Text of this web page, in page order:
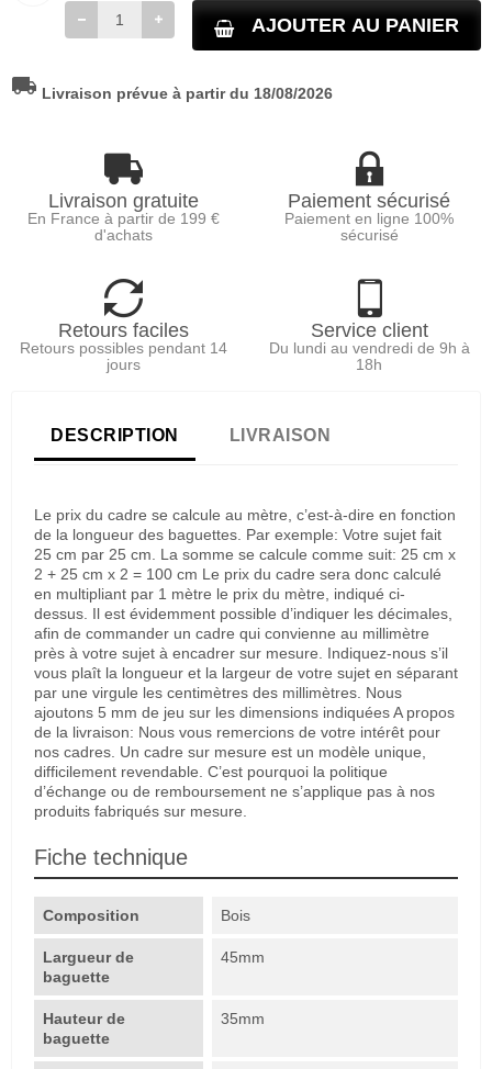
AJOUTER AU PANIER
local_shipping Livraison prévue à partir du 18/08/2026
Livraison gratuite
En France à partir de 199 €
d'achats
Paiement sécurisé
Paiement en ligne 100%
sécurisé
Retours faciles
Retours possibles pendant 14
jours
Service client
Du lundi au vendredi de 9h à
18h
DESCRIPTION LIVRAISON
Le prix du cadre se calcule au mètre, c’est-à-dire en fonction
de la longueur des baguettes. Par exemple: Votre sujet fait
25 cm par 25 cm. La somme se calcule comme suit: 25 cm x
2 + 25 cm x 2 = 100 cm Le prix du cadre sera donc calculé
en multipliant par 1 mètre le prix du mètre, indiqué ci-
dessus. Il est évidemment possible d’indiquer les décimales,
afin de commander un cadre qui convienne au millimètre
près à votre sujet à encadrer sur mesure. Indiquez-nous s’il
vous plaît la longueur et la largeur de votre sujet en séparant
par une virgule les centimètres des millimètres. Nous
ajoutons 5 mm de jeu sur les dimensions indiquées A propos
de la livraison: Nous vous remercions de votre intérêt pour
nos cadres. Un cadre sur mesure est un modèle unique,
difficilement revendable. C’est pourquoi la politique
d’échange ou de remboursement ne s’applique pas à nos
produits fabriqués sur mesure.
Fiche technique
Composition Bois
Largueur de
baguette
45mm
Hauteur de
baguette
35mm